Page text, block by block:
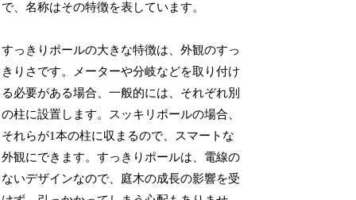
で、名称はその特徴を表しています。
すっきりポールの大きな特徴は、外観のすっ
きりさです。メーターや分岐などを取り付け
る必要がある場合、一般的には、それぞれ別
の柱に設置します。スッキリポールの場合、
それらが1本の柱に収まるので、スマートな
外観にできます。すっきりポールは、電線の
ないデザインなので、庭木の成長の影響を受